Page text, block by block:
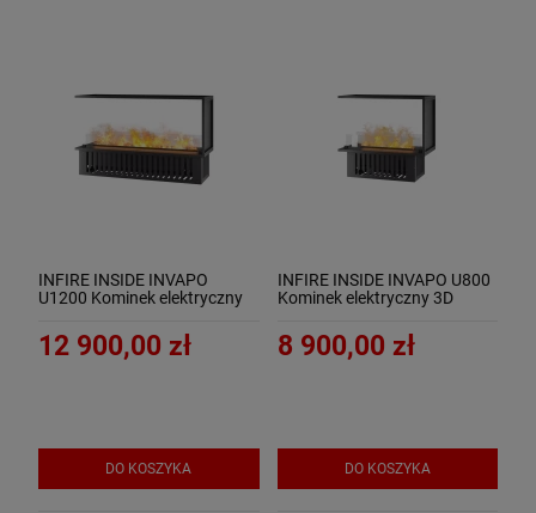
INFIRE INSIDE INVAPO
U1200 Kominek elektryczny
12 900,00 zł
DO KOSZYKA
INFIRE INSIDE INVAPO U800
Kominek elektryczny 3D
8 900,00 zł
DO KOSZYKA